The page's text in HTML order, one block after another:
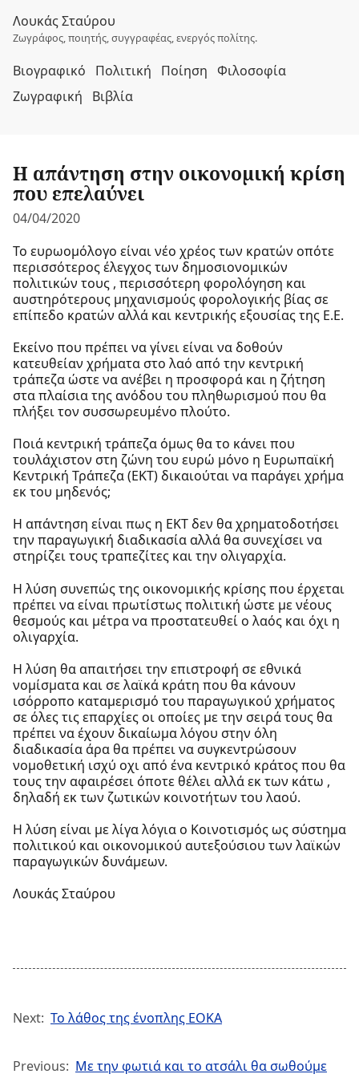
Λουκάς Σταύρου
Ζωγράφος, ποιητής, συγγραφέας, ενεργός πολίτης.
Βιογραφικό Πολιτική Ποίηση Φιλοσοφία
Ζωγραφική
Βιβλία
Η απάντηση στην οικονομική κρίση
που επελαύνει
04/04/2020
Το ευρωομόλογο είναι νέο χρέος των κρατών οπότε
περισσότερος έλεγχος των δημοσιονομικών
πολιτικών τους , περισσότερη φορολόγηση και
αυστηρότερους μηχανισμούς φορολογικής βίας σε
επίπεδο κρατών αλλά και κεντρικής εξουσίας της Ε.Ε.
Εκείνο που πρέπει να γίνει είναι να δοθούν
κατευθείαν χρήματα στο λαό από την κεντρική
τράπεζα ώστε να ανέβει η προσφορά και η ζήτηση
στα πλαίσια της ανόδου του πληθωρισμού που θα
πλήξει τον συσσωρευμένο πλούτο.
Ποιά κεντρική τράπεζα όμως θα το κάνει που
τουλάχιστον στη ζώνη του ευρώ μόνο η Ευρωπαϊκή
Κεντρική Τράπεζα (ΕΚΤ) δικαιούται να παράγει χρήμα
εκ του μηδενός;
Η απάντηση είναι πως η ΕΚΤ δεν θα χρηματοδοτήσει
την παραγωγική διαδικασία αλλά θα συνεχίσει να
στηρίζει τους τραπεζίτες και την ολιγαρχία.
Η λύση συνεπώς της οικονομικής κρίσης που έρχεται
πρέπει να είναι πρωτίστως πολιτική ώστε με νέους
θεσμούς και μέτρα να προστατευθεί ο λαός και όχι η
ολιγαρχία.
Η λύση θα απαιτήσει την επιστροφή σε εθνικά
νομίσματα και σε λαϊκά κράτη που θα κάνουν
ισόρροπο καταμερισμό του παραγωγικού χρήματος
σε όλες τις επαρχίες οι οποίες με την σειρά τους θα
πρέπει να έχουν δικαίωμα λόγου στην όλη
διαδικασία άρα θα πρέπει να συγκεντρώσουν
νομοθετική ισχύ οχι από ένα κεντρικό κράτος που θα
τους την αφαιρέσει όποτε θέλει αλλά εκ των κάτω ,
δηλαδή εκ των ζωτικών κοινοτήτων του λαού.
Η λύση είναι με λίγα λόγια ο Κοινοτισμός ως σύστημα
πολιτικού και οικονομικού αυτεξούσιου των λαϊκών
παραγωγικών δυνάμεων.
Λουκάς Σταύρου
Next: Το λάθος της ένοπλης ΕΟΚΑ
Previous: Με την φωτιά και το ατσάλι θα σωθούμε